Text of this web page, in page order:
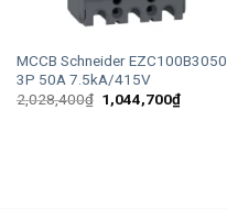
MCCB Schneider EZC100B3050
3P 50A 7.5kA/415V
2,028,400₫ Giá
gốc
1,044,700₫Giá
hiện